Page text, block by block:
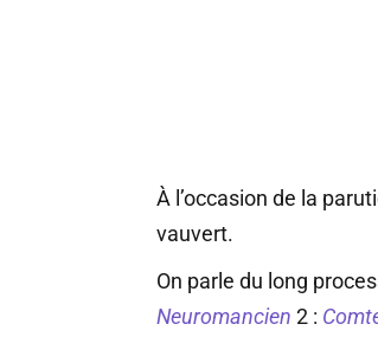
À l’occasion de la
vauvert.
On parle du long
Neuromancien 2 :